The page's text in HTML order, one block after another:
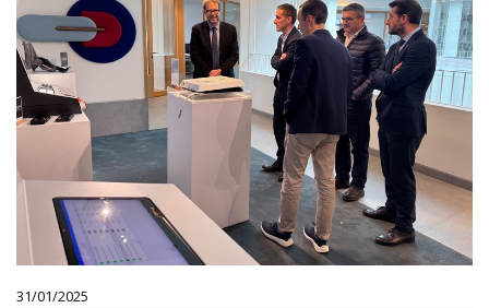
31/01/2025